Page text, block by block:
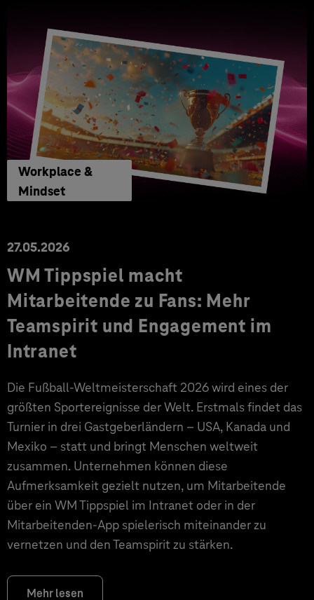
Workplace &
Mindset
27.05.2026
WM Tippspiel macht
Mitarbeitende zu Fans: Mehr
Teamspirit und Engagement im
Intranet
Die Fußball-Weltmeisterschaft 2026 wird eines der
größten Sportereignisse der Welt. Erstmals findet das
Turnier in drei Gastgeberländern – USA, Kanada und
Mexiko – statt und bringt Menschen weltweit
zusammen. Unternehmen können diese
Aufmerksamkeit gezielt nutzen, um Mitarbeitende
über ein WM Tippspiel im Intranet oder in der
Mitarbeitenden-App spielerisch miteinander zu
vernetzen und den Teamspirit zu stärken.
Mehr lesen